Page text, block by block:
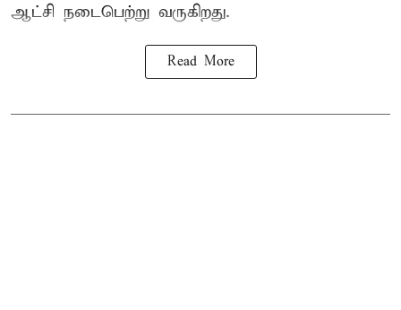
ஆட்சி நடைபெற்று வருகிறது.
Read More